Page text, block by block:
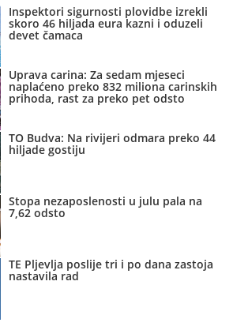
Inspektori sigurnosti plovidbe izrekli
skoro 46 hiljada eura kazni i oduzeli
devet čamaca
Uprava carina: Za sedam mjeseci
naplaćeno preko 832 miliona carinskih
prihoda, rast za preko pet odsto
TO Budva: Na rivijeri odmara preko 44
hiljade gostiju
Stopa nezaposlenosti u julu pala na
7,62 odsto
TE Pljevlja poslije tri i po dana zastoja
nastavila rad